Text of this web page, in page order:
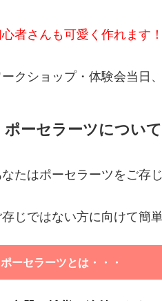
者さんも可愛く作れます！
ークショップ・体験会当日
ポーセラーツについて
なたはポーセラーツをご存
存じではない方に向けて簡
ポーセラーツとは・・・